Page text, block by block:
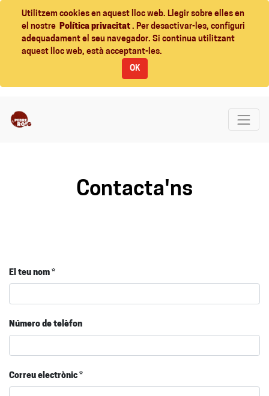
Utilitzem cookies en aquest lloc web. Llegir sobre elles en
el nostre Política privacitat . Per desactivar-les, configuri
adequadament el seu navegador. Si continua utilitzant
aquest lloc web, està acceptant-les.
OK
Contacta'ns
El teu nom
Número de telèfon
Correu electrònic